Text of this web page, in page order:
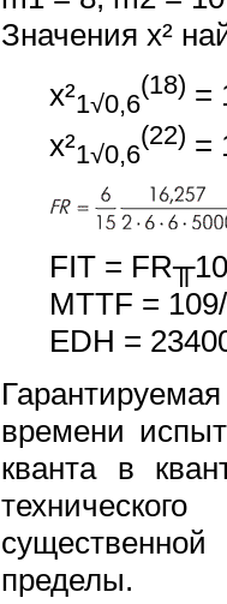
Значения x²
x²1√0,6
(18) =
x²1√0,6
(22) =
FIT =
MTTF =
EDH =
времени
кванта в
пределы.